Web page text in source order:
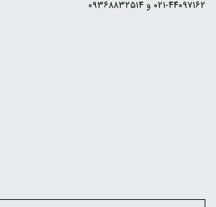
۴۴۰۹۷۱۶۲-۰۲۱ و ۰۹۳۶۸۸۳۲۵۱۴